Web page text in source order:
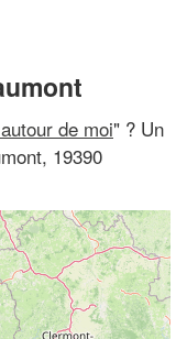
de moi" ? Un
19390